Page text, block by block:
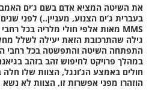
בעברית ג’ים הצנוע, מעניין..) לפני
MMS מאות אלפי חולי מלריה בכל רחבי העולם.
גילה שהתרכובת הזאת יעילה לשלל
התפתחה השיטה והתפשטה בכל רחבי
חולים באמצע הג’ונגל, הצוות שלו
הוזהרו מפני אפשרות זו, הצוות לא